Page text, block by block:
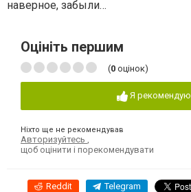
наверное, забыли…
Оцініть першим
(0 оцінок)
Я рекомендую
Ніхто ще не рекомендував
Авторизуйтесь
щоб оцінити і порекомендувати
Reddit Telegram